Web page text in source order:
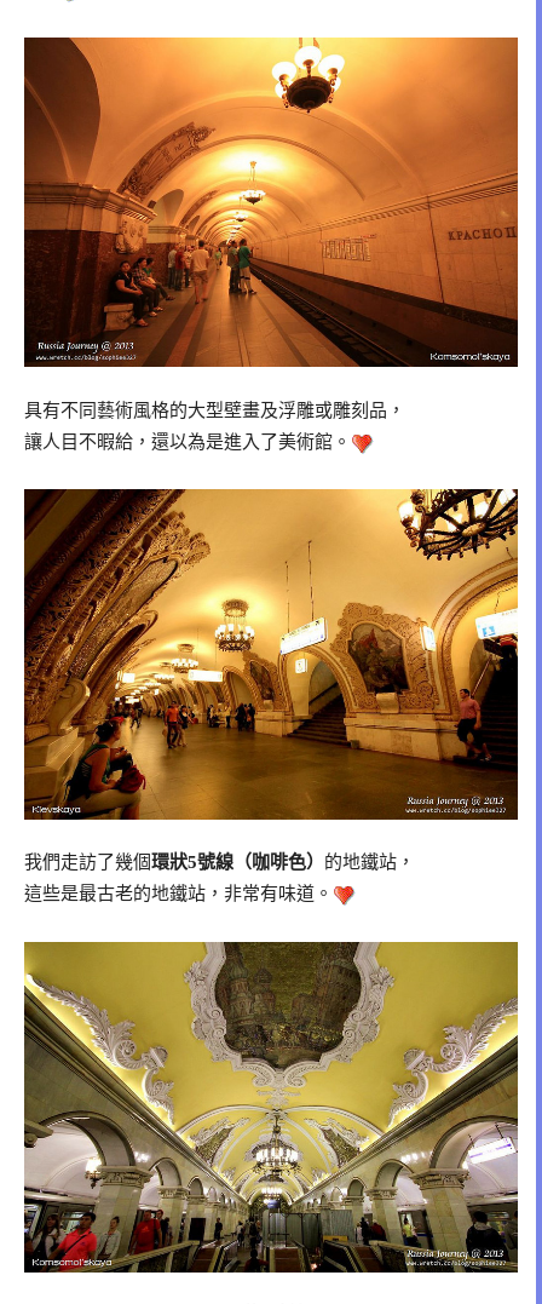
具有不同藝術風格的大型壁畫及浮雕或雕刻品，
讓人目不暇給，還以為是進入了美術館。
我們走訪了幾個環狀5號線（咖啡色） 的地鐵站，
這些是最古老的地鐵站，非常有味道。